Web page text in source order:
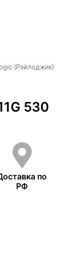
(Рэйлоджик)
530
по
РФ